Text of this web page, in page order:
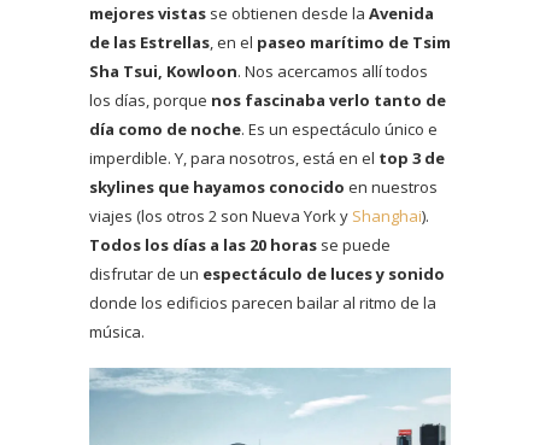
mejores vistas se obtienen desde la Avenida
de las Estrellas, en el paseo marítimo de Tsim
Sha Tsui, Kowloon. Nos acercamos allí todos
los días, porque nos fascinaba verlo tanto de
día como de noche. Es un espectáculo único e
imperdible. Y, para nosotros, está en el top 3 de
skylines que hayamos conocido en nuestros
viajes (los otros 2 son Nueva York y Shanghai).
Todos los días a las 20 horas se puede
disfrutar de un espectáculo de luces y sonido
donde los edificios parecen bailar al ritmo de la
música.